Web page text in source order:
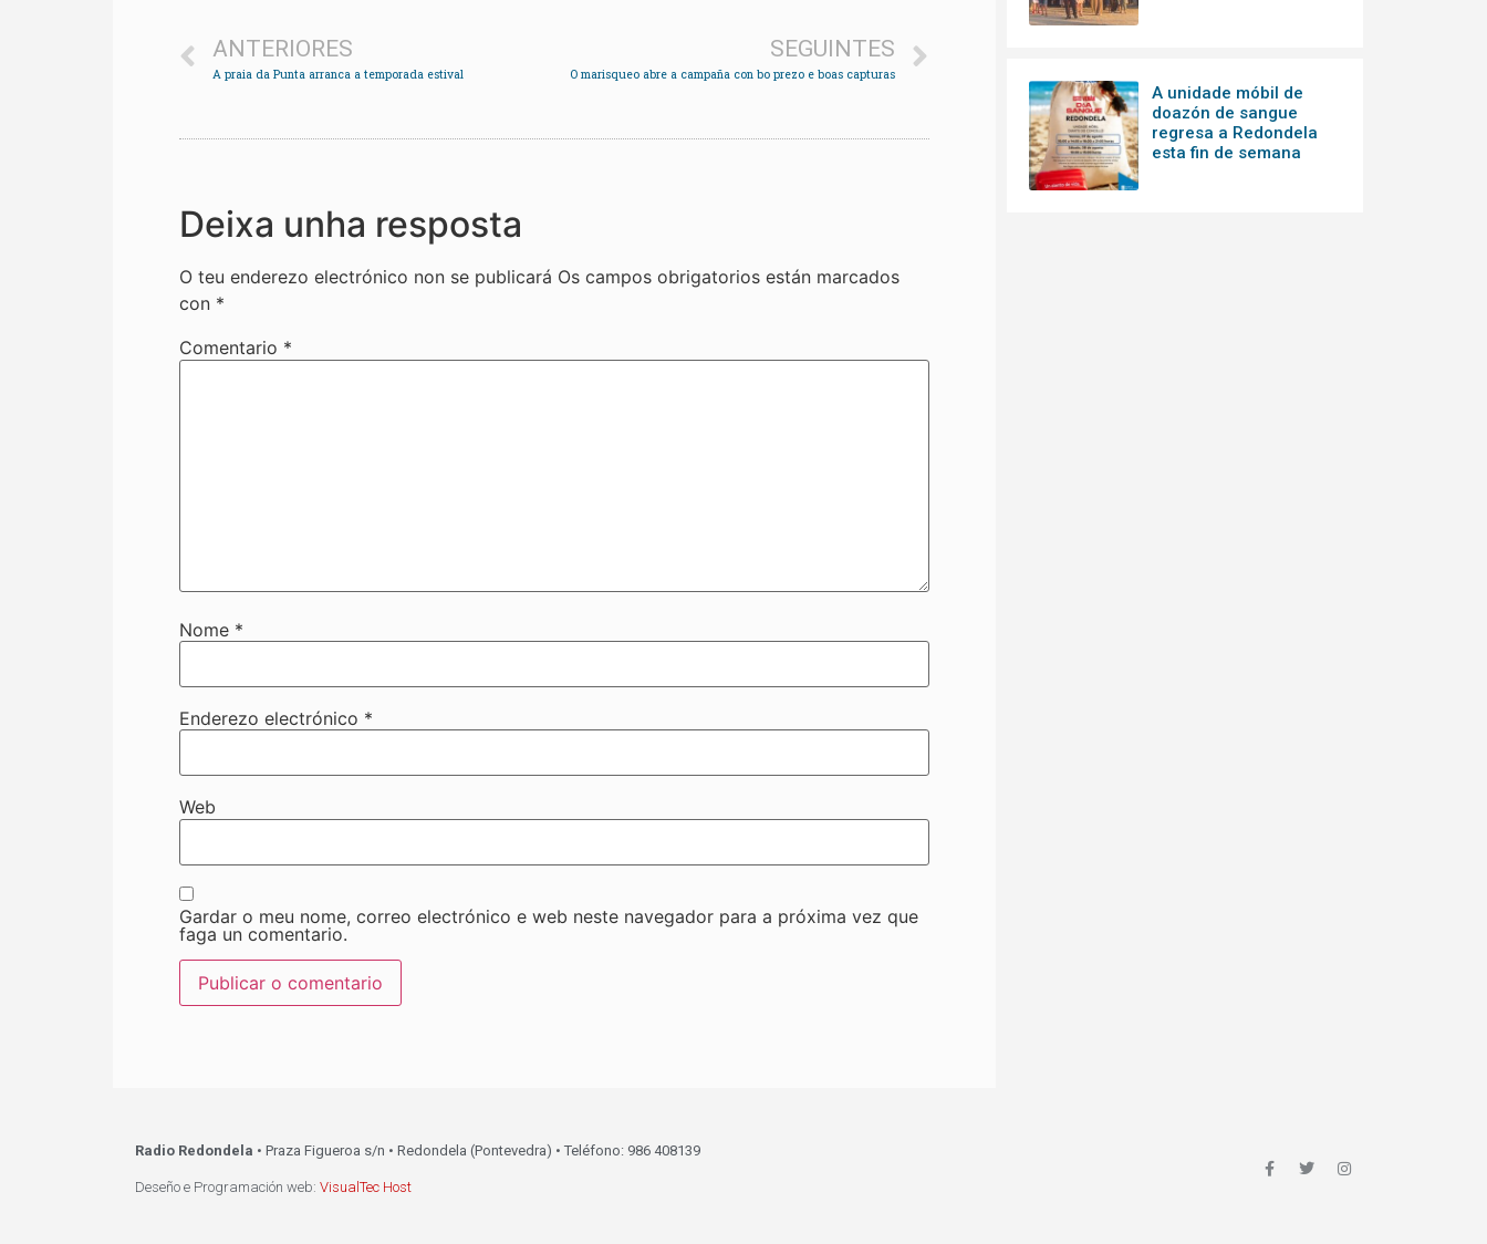
ANTERIORES
A praia da Punta arranca a temporada estival
SEGUINTES
O marisqueo abre a campaña con bo prezo e boas capturas
Deixa unha resposta
O teu enderezo electrónico non se publicará Os campos obrigatorios están marcados
con *
Comentario *
Nome *
Enderezo electrónico *
Web
Gardar o meu nome, correo electrónico e web neste navegador para a próxima vez que
faga un comentario.
A unidade móbil de
doazón de sangue
regresa a Redondela
esta fin de semana
Radio Redondela • Praza Figueroa s/n • Redondela (Pontevedra) • Teléfono: 986 408139
Deseño e Programación web: VisualTec Host